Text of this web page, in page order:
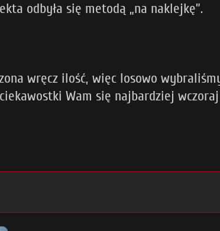
odbyła się metodą „na naklejkę”.
wręcz ilość, więc losowo
Wam się najbardziej wczoraj